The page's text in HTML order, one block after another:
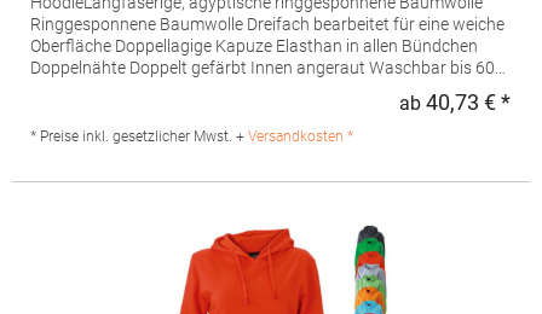
Ringgesponnene Baumwolle Dreifach bearbeitet für eine weiche
Oberfläche Doppellagige Kapuze Elasthan in allen Bündchen
Doppelnähte Doppelt gefärbt Innen angeraut Waschbar bis 60
Produktsicherheit: Herst.-Nr.: 5431Hersteller: Tee Jays A/S
ab 40,73 € *
* Preise inkl. gesetzlicher Mwst. + Versandkosten *